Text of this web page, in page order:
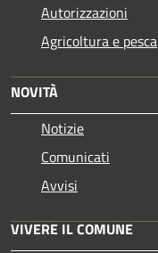
Autorizzazioni
Agricoltura e pesca
NOVITÀ
Notizie
Comunicati
Avvisi
VIVERE IL COMUNE